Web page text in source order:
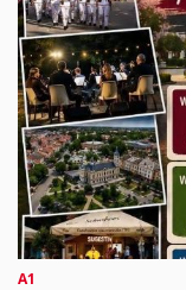
A1